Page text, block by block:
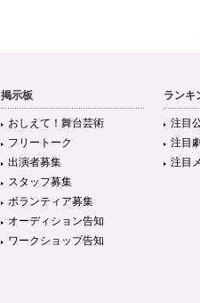
掲示板
おしえて！舞台芸術
フリートーク
出演者募集
スタッフ募集
ボランティア募集
オーディション告知
ワークショップ告知
ランキ
注目
注目
注目